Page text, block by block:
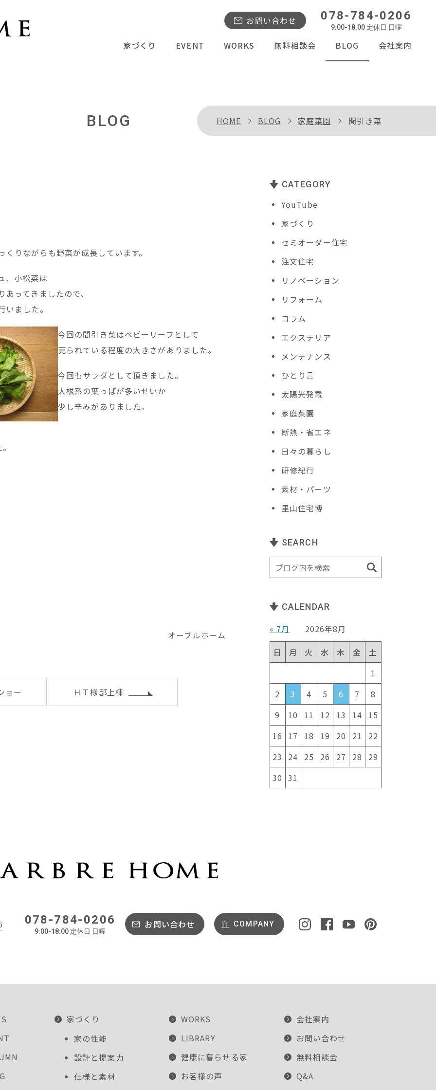
家づくり EVENT WORKS 無料相談会 BLOG 会社案内
お問い合わせ 078-784-0206
9:00-18:00 定休日 日曜
HOME BLOG 家庭菜園 間引き菜
BLOG
くりながらも野菜が成長しています。
、小松菜は
ってきましたので、
いました。
今回の間引き菜はベビーリーフとして
売られている程度の大きさがありました。
今回もサラダとして頂きました。
大根系の葉っぱが多いせいか
少し辛みがありました。
オーブルホーム
ョー ＨＴ様邸上棟
CATEGORY
YouTube
家づくり
セミオーダー住宅
注文住宅
リノベーション
リフォーム
コラム
エクステリア
メンテナンス
ひとり言
太陽光発電
家庭菜園
断熱・省エネ
日々の暮らし
研修紀行
素材・パーツ
里山住宅博
SEARCH
CALENDAR
« 7月
2026年8月
日
月 火 水 木 金
土
1
2
3 4 5 6 7
8
9
10 11 12 13 14
15
16
17 18 19 20 21
22
23
24 25 26 27 28
29
30 31
078-784-0206
9:00-18:00 定休日 日曜
お問い合わせ COMPANY
家づくり
家の性能
設計と提案力
仕様と素材
WORKS
LIBRARY
健康に暮らせる家
お客様の声
会社案内
お問い合わせ
無料相談会
Q&A